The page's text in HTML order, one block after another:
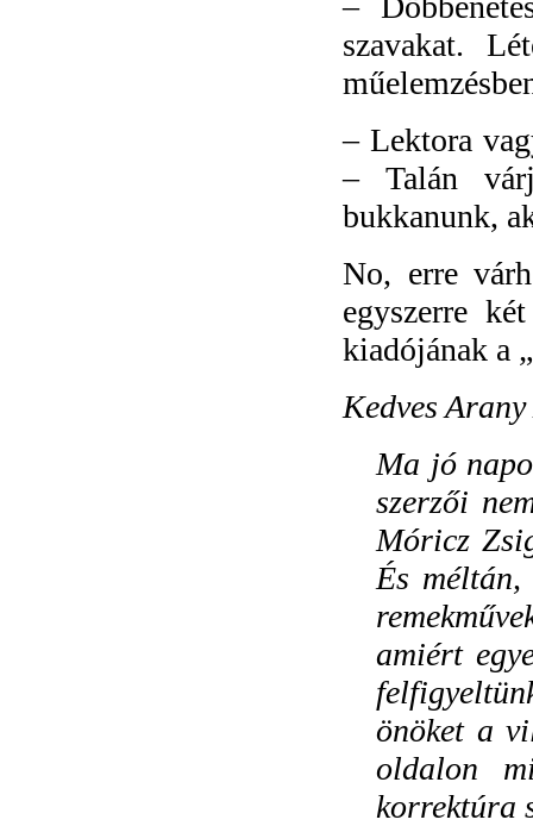
szavakat.
– Lektora
– Talán
bukkanunk,
No, erre
egyszerre
kiadójának a
Kedves
Ma jó
szerzői
Móricz
És
amiért
önöket a
oldalon
korrektúra